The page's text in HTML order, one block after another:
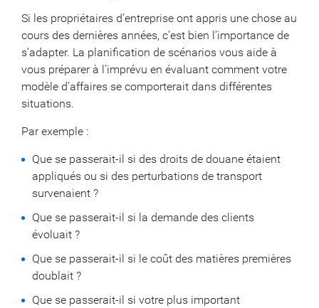
Si les propriétaires d’entreprise ont appris une chose au
cours des dernières années, c’est bien l’importance de
s’adapter. La planification de scénarios vous aide à
vous préparer à l’imprévu en évaluant comment votre
modèle d’affaires se comporterait dans différentes
situations.
Par exemple :
Que se passerait-il si des droits de douane étaient
appliqués ou si des perturbations de transport
survenaient ?
Que se passerait-il si la demande des clients
évoluait ?
Que se passerait-il si le coût des matières premières
doublait ?
Que se passerait-il si votre plus important